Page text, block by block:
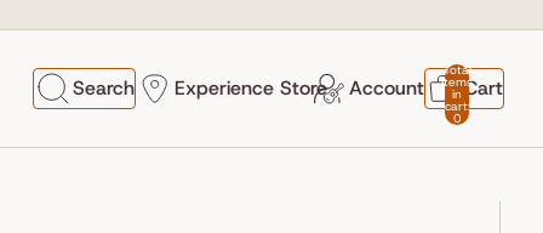
Search Experience Store Account
Total
items
in
cart:
0
Cart